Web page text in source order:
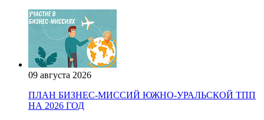
09 августа 2026
ПЛАН БИЗНЕС-МИССИЙ ЮЖНО-УРАЛЬСКОЙ ТПП
НА 2026 ГОД